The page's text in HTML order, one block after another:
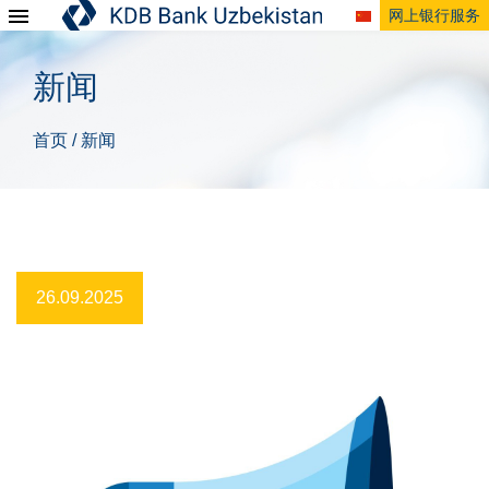
网上银行服务
新闻
首页 / 新闻
26.09.2025